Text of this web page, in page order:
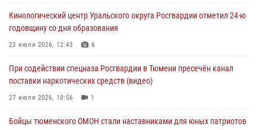
Военнослужащие Росгвардии сбили дрон-разведчик ВСУ на южном
направлении
05 августа 2026, 05:35
Стальной характер продемонстрировали росгвардейцы в ходе
масштабных спортивных событий на Урале
05 августа 2026, 05:22
Кинологический центр Уральского округа Росгвардии отметил 24-ю
годовщину со дня образования
23 июля 2026, 12:43 6
При содействии спецназа Росгвардии в Тюмени пресечён канал
поставки наркотических средств (видео)
27 июля 2026, 10:56 1
Бойцы тюменского ОМОН стали наставниками для юных патриотов